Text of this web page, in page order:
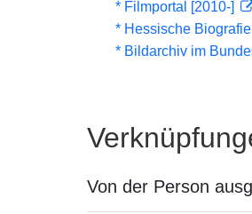
* Filmportal [2010-]
* Hessische
* Bildarchiv im
Von der Person